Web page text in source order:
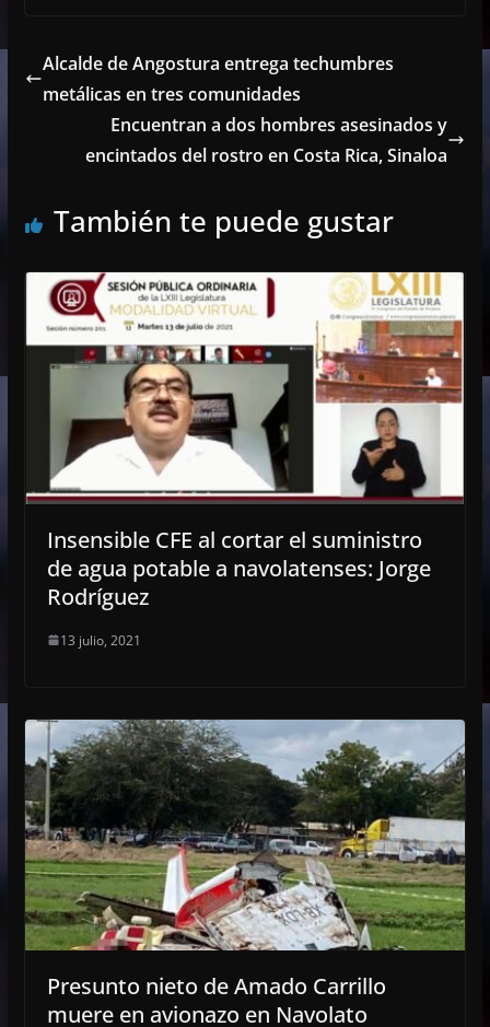
Alcalde de Angostura entrega techumbres
metálicas en tres comunidades
Encuentran a dos hombres asesinados y
encintados del rostro en Costa Rica, Sinaloa
También te puede gustar
Insensible CFE al cortar el suministro
de agua potable a navolatenses: Jorge
Rodríguez
13 julio, 2021
Presunto nieto de Amado Carrillo
muere en avionazo en Navolato